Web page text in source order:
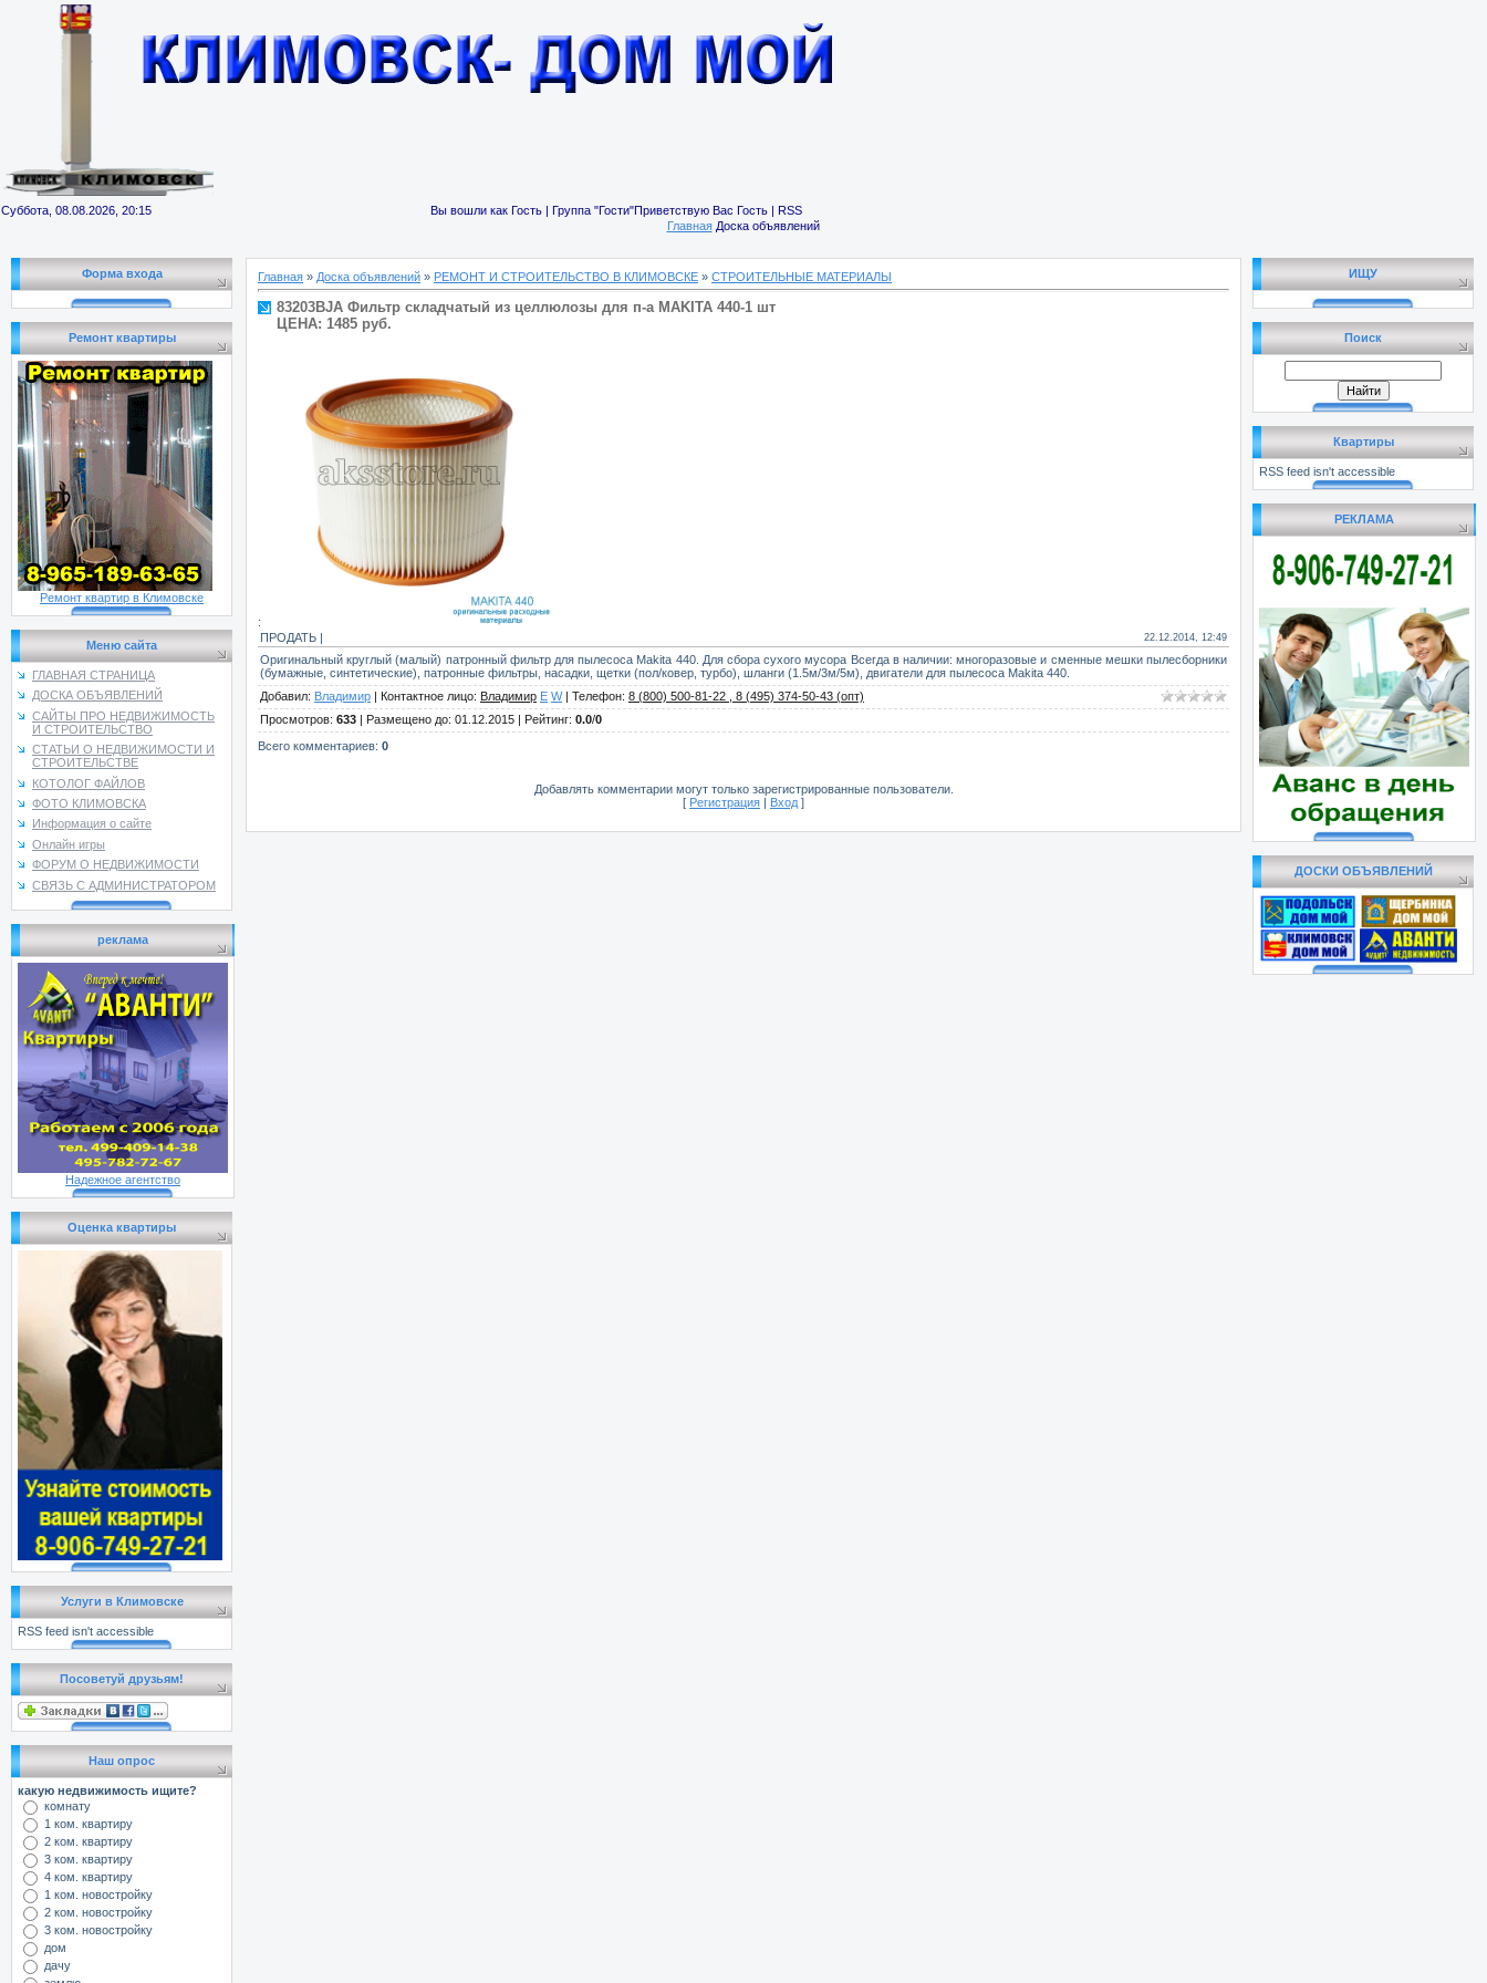
Суббота, 08.08.2026, 20:15
Вы вошли как Гость | Группа "Гости"Приветствую Вас Гость | RSS
ГлавнаяДоска объявлений
Форма входа
Ремонт квартиры
Ремонт квартир в Климовске
Меню сайта
ГЛАВНАЯ СТРАНИЦА
ДОСКА ОБЪЯВЛЕНИЙ
САЙТЫ ПРО НЕДВИЖИМОСТЬ
И СТРОИТЕЛЬСТВО
СТАТЬИ О НЕДВИЖИМОСТИ И
СТРОИТЕЛЬСТВЕ
КОТОЛОГ ФАЙЛОВ
ФОТО КЛИМОВСКА
Информация о сайте
Онлайн игры
ФОРУМ О НЕДВИЖИМОСТИ
СВЯЗЬ С АДМИНИСТРАТОРОМ
реклама
Надежное агентство
Оценка квартиры
Услуги в Климовске
RSS feed isn't accessible
Посоветуй друзьям!
Наш опрос
какую недвижимость ищите?
комнату
1 ком. квартиру
2 ком. квартиру
3 ком. квартиру
4 ком. квартиру
1 ком. новостройку
2 ком. новостройку
3 ком. новостройку
дом
дачу
Главная » Доска объявлений » РЕМОНТ И СТРОИТЕЛЬСТВО В КЛИМОВСКЕ » СТРОИТЕЛЬНЫЕ МАТЕРИАЛЫ
83203BJA Фильтр складчатый из целлюлозы для п-а MAKITA 440-1 шт
ЦЕНА: 1485 руб.
:
ПРОДАТЬ |
22.12.2014, 12:49
Оригинальный круглый (малый) патронный фильтр для пылесоса Makita 440. Для сбора сухого мусора Всегда в наличии: многоразовые и сменные мешки пылесборники
(бумажные, синтетические), патронные фильтры, насадки, щетки (пол/ковер, турбо), шланги (1.5м/3м/5м), двигатели для пылесоса Makita 440.
Добавил: Владимир | Контактное лицо: Владимир E W| Телефон: 8 (800) 500-81-22 , 8 (495) 374-50-43 (опт)
Просмотров: 633 | Размещено до: 01.12.2015 | Рейтинг: 0.0/0
Всего комментариев: 0
Добавлять комментарии могут только зарегистрированные пользователи.
[ Регистрация | Вход ]
ИЩУ
Поиск
Квартиры
RSS feed isn't accessible
РЕКЛАМА
ДОСКИ ОБЪЯВЛЕНИЙ